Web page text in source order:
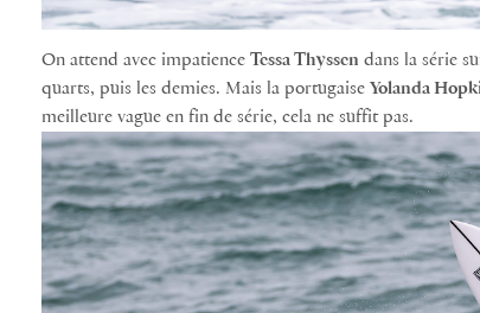
On attend avec impatience Tessa Thyssen dans la série
quarts, puis les demies. Mais la portugaise Yolanda
meilleure vague en fin de série, cela ne suffit pas.